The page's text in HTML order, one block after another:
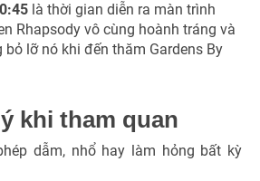
là thời gian diễn ra màn trình
Rhapsody vô cùng hoành tráng và
bỏ lỡ nó khi đến thăm Gardens By
khi tham quan
dẫm, nhổ hay làm hỏng bất kỳ